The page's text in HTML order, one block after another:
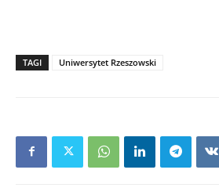
TAGI Uniwersytet Rzeszowski